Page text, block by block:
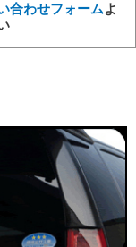
合わせフォームよ